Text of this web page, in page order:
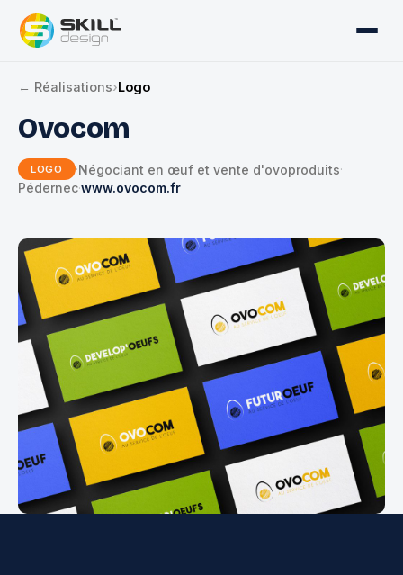
← Réalisations›Logo
Ovocom
LOGO ·Négociant en œuf et vente d'ovoproduits·
Pédernec·www.ovocom.fr